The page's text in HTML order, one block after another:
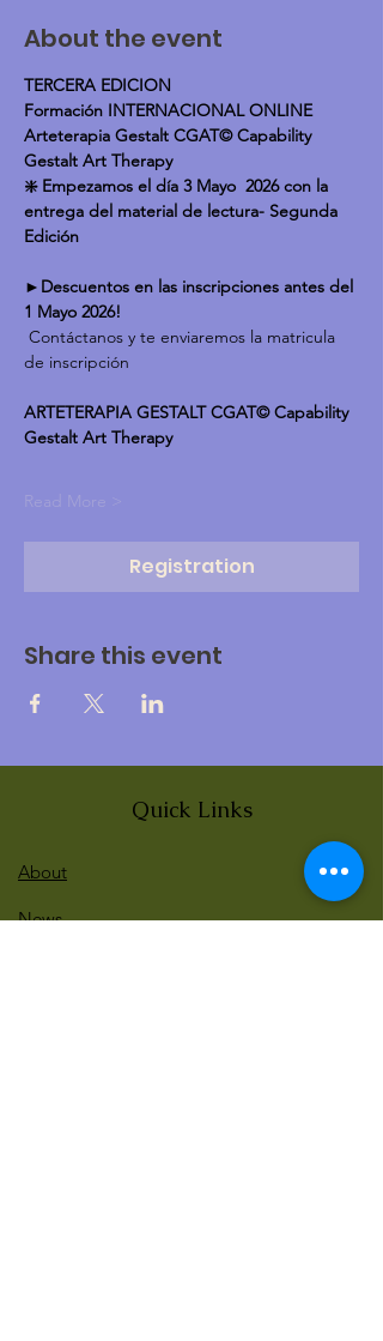
About the event
TERCERA EDICION
Formación INTERNACIONAL ONLINE
Arteterapia Gestalt CGAT© Capability
Gestalt Art Therapy
❇️ Empezamos el día 3 Mayo  2026 con la
entrega del material de lectura- Segunda
Edición
►Descuentos en las inscripciones antes del
1 Mayo 2026!
Contáctanos y te enviaremos la matricula
de inscripción
ARTETERAPIA GESTALT CGAT© Capability
Gestalt Art Therapy
Read More >
Registration
Share this event
Quick Links
About
News